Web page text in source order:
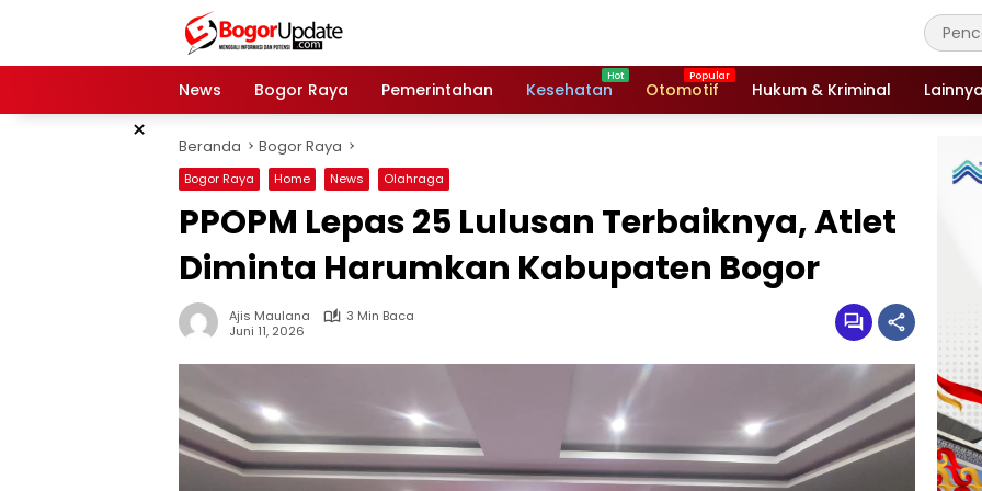
News
Bogor Raya Pemerintahan Kesehatan Otomotif Hukum & Kriminal
× Beranda Bogor Raya
Bogor Raya Home News Olahraga
PPOPM Lepas 25 Lulusan Terbaiknya, Atlet
Diminta Harumkan Kabupaten Bogor
Ajis Maulana
3 Min Baca
Juni 11, 2026